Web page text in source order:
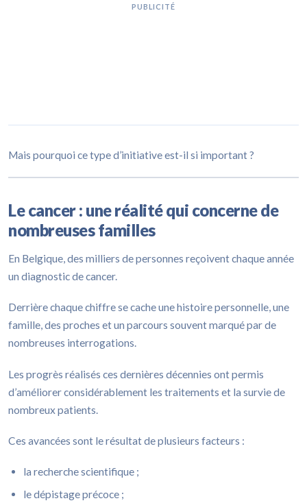
PUBLICITÉ
Mais pourquoi ce type d’initiative est-il si important ?
Le cancer : une réalité qui concerne de
nombreuses familles
En Belgique, des milliers de personnes reçoivent chaque année
un diagnostic de cancer.
Derrière chaque chiffre se cache une histoire personnelle, une
famille, des proches et un parcours souvent marqué par de
nombreuses interrogations.
Les progrès réalisés ces dernières décennies ont permis
d’améliorer considérablement les traitements et la survie de
nombreux patients.
Ces avancées sont le résultat de plusieurs facteurs :
la recherche scientifique ;
le dépistage précoce ;